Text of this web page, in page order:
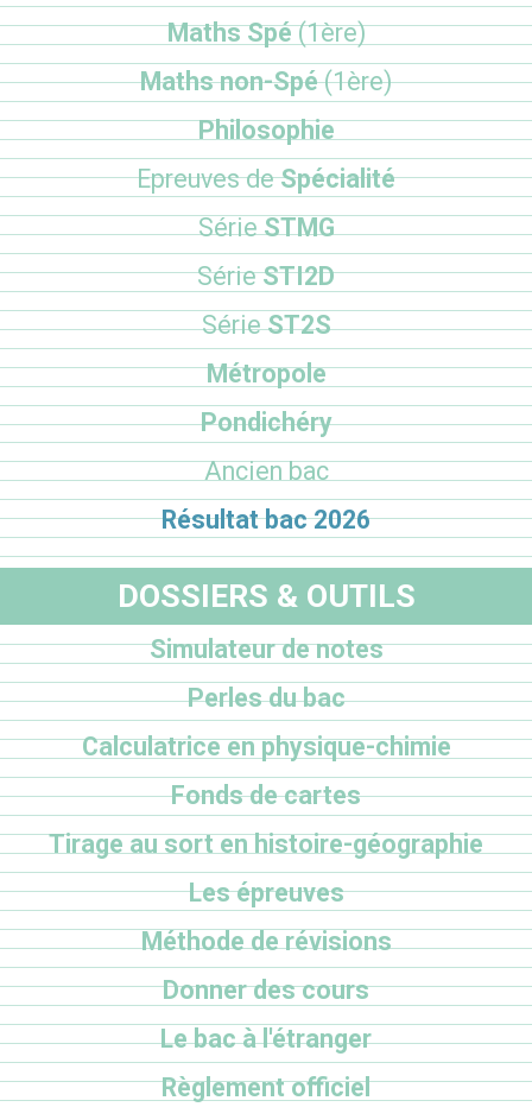
Maths Spé(1ère)
Maths non-Spé(1ère)
Philosophie
Epreuves deSpécialité
SérieSTMG
SérieSTI2D
SérieST2S
Métropole
Pondichéry
Ancien bac
Résultat bac 2026
DOSSIERS & OUTILS
Simulateur de notes
Perles du bac
Calculatrice en physique-chimie
Fonds de cartes
Tirage au sort en histoire-géographie
Les épreuves
Méthode de révisions
Donner des cours
Le bac à l'étranger
Règlement officiel